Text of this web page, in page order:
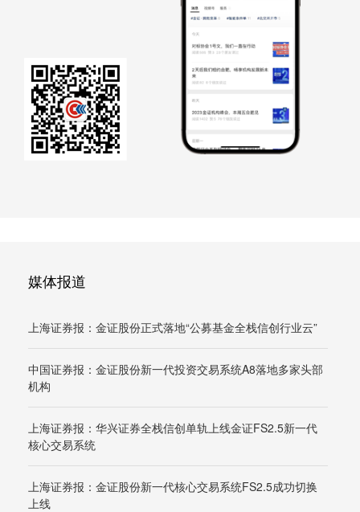
媒体报道
上海证券报：金证股份正式落地“公募基金全栈信创行业云”
中国证券报：金证股份新一代投资交易系统A8落地多家头部
机构
上海证券报：华兴证券全栈信创单轨上线金证FS2.5新一代
核心交易系统
上海证券报：金证股份新一代核心交易系统FS2.5成功切换
上线